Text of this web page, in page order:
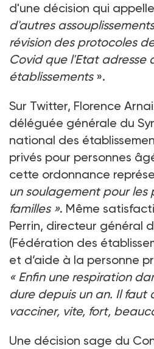
d'une décision qui appelle
d'autres
révision des protocoles
Covid que l'Etat adresse
établissements ».
Sur Twitter, Florence
déléguée générale du
national des
privés pour personnes
cette ordonnance
un soulagement pour les
familles ». Même
Perrin, directeur général
(Fédération des
et d’aide à la personne
« Enfin une respiration
dure depuis un an. Il faut
vacciner, vite, fort,
Une décision sage du